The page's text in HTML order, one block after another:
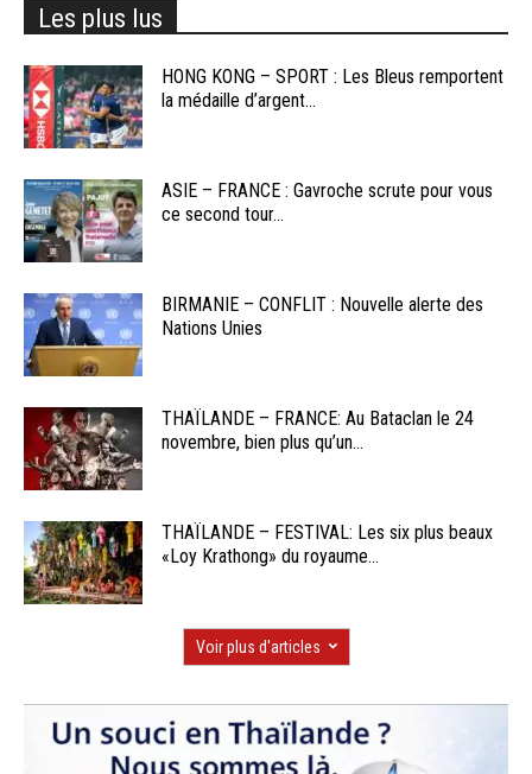
Les plus lus
HONG KONG – SPORT : Les Bleus remportent
la médaille d’argent...
ASIE – FRANCE : Gavroche scrute pour vous
ce second tour...
BIRMANIE – CONFLIT : Nouvelle alerte des
Nations Unies
THAÏLANDE – FRANCE: Au Bataclan le 24
novembre, bien plus qu’un...
THAÏLANDE – FESTIVAL: Les six plus beaux
«Loy Krathong» du royaume...
Voir plus d'articles